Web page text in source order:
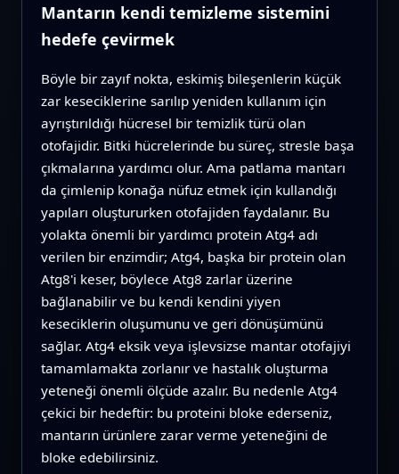
Mantarın kendi temizleme sistemini
hedefe çevirmek
Böyle bir zayıf nokta, eskimiş bileşenlerin küçük
zar keseciklerine sarılıp yeniden kullanım için
ayrıştırıldığı hücresel bir temizlik türü olan
otofajidir. Bitki hücrelerinde bu süreç, stresle başa
çıkmalarına yardımcı olur. Ama patlama mantarı
da çimlenip konağa nüfuz etmek için kullandığı
yapıları oluştururken otofajiden faydalanır. Bu
yolakta önemli bir yardımcı protein Atg4 adı
verilen bir enzimdir; Atg4, başka bir protein olan
Atg8'i keser, böylece Atg8 zarlar üzerine
bağlanabilir ve bu kendi kendini yiyen
keseciklerin oluşumunu ve geri dönüşümünü
sağlar. Atg4 eksik veya işlevsizse mantar otofajiyi
tamamlamakta zorlanır ve hastalık oluşturma
yeteneği önemli ölçüde azalır. Bu nedenle Atg4
çekici bir hedeftir: bu proteini bloke ederseniz,
mantarın ürünlere zarar verme yeteneğini de
bloke edebilirsiniz.